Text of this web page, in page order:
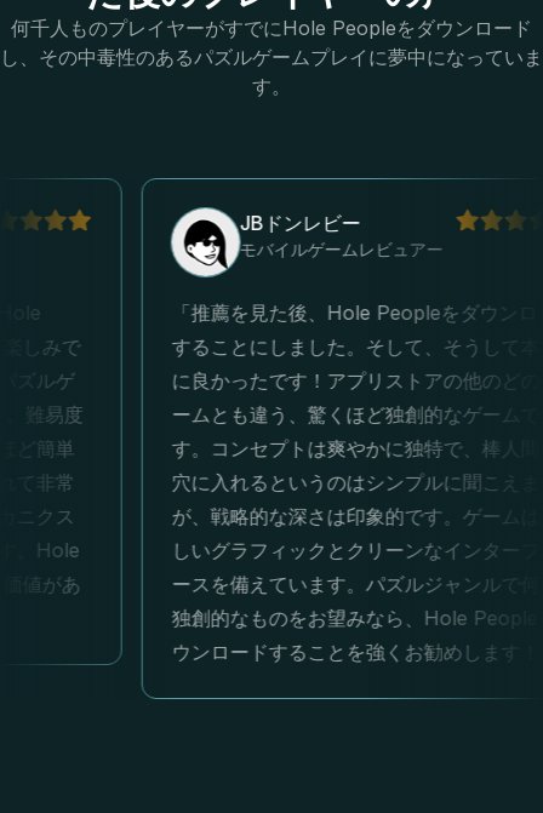
何千人ものプレイヤーがすでにHole Peopleをダウンロード
し、その中毒性のあるパズルゲームプレイに夢中になっていま
す。
度
常
ス
あ
JBドンレビー
モバイルゲームレビュアー
推薦を見た後、Hole Peopleをダウンロード
することにしました。そして、そうして本当
に良かったです！アプリストアの他のどのゲ
ームとも違う、驚くほど独創的なゲームで
す。コンセプトは爽やかに独特で、棒人間を
穴に入れるというのはシンプルに聞こえます
が、戦略的な深さは印象的です。ゲームは美
しいグラフィックとクリーンなインターフェ
ースを備えています。パズルジャンルで何か
独創的なものをお望みなら、Hole Peopleをダ
ウンロードすることを強くお勧めします！